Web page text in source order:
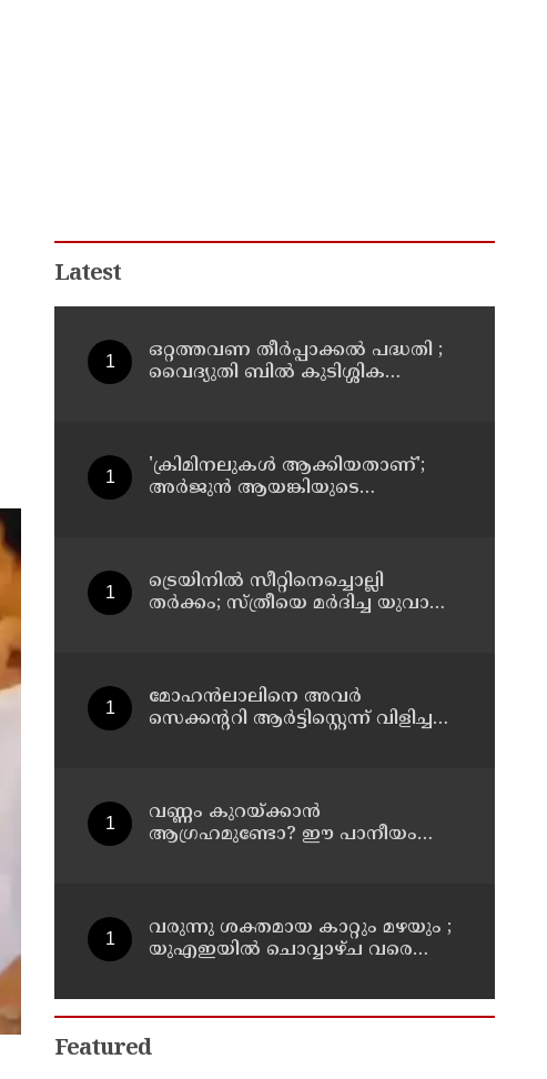
Latest
ഒറ്റത്തവണ തീർപ്പാക്കൽ പദ്ധതി ;
വൈദ്യുതി ബിൽ കുടിശ്ശിക
'ക്രിമിനലുകള്‍ ആക്കിയതാണ്';
അർജുൻ ആയങ്കിയുടെ
ട്രെയിനിൽ സീറ്റിനെച്ചൊല്ലി
തർക്കം; സ്ത്രീയെ മർദിച്ച യുവാവ്
മോഹന്‍ലാലിനെ അവര്‍
സെക്കന്ററി ആര്‍ട്ടിസ്റ്റെന്ന് വിളിച്ചത്
ജോസഫ്
വണ്ണം കുറയ്ക്കാൻ
ആഗ്രഹമുണ്ടോ? ഈ പാനീയം
വരുന്നു ശക്തമായ കാറ്റും മഴയും ;
യുഎഇയില്‍ ചൊവ്വാഴ്ച വരെ
Featured